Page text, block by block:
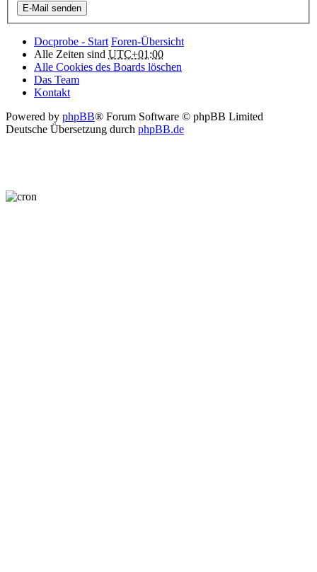
Docprobe - Start Foren-Übersicht
Alle Zeiten sind UTC+01:00
Alle Cookies des Boards löschen
Das Team
Kontakt
Powered by phpBB® Forum Software © phpBB Limited
Deutsche Übersetzung durch phpBB.de